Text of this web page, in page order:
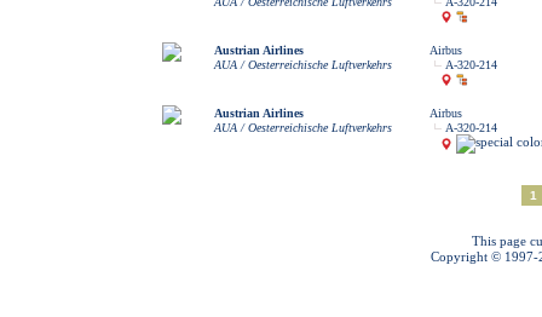
Austrian Airlines
AUA / Oesterreichische Luftverkehrs
Airbus
A-320-214
Austrian Airlines
AUA / Oesterreichische Luftverkehrs
Airbus
A-320-214
1
This page
Copyright © 1997-